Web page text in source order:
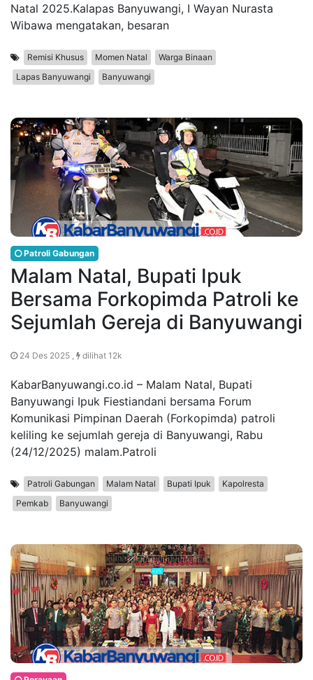
Natal 2025.Kalapas Banyuwangi, I Wayan Nurasta
Wibawa mengatakan, besaran
Remisi Khusus Momen Natal
Warga Binaan
Lapas Banyuwangi
Banyuwangi
Patroli Gabungan
Malam Natal, Bupati Ipuk
Bersama Forkopimda Patroli ke
Sejumlah Gereja di Banyuwangi
24 Des 2025 , dilihat 12k
KabarBanyuwangi.co.id – Malam Natal, Bupati
Banyuwangi Ipuk Fiestiandani bersama Forum
Komunikasi Pimpinan Daerah (Forkopimda) patroli
keliling ke sejumlah gereja di Banyuwangi, Rabu
(24/12/2025) malam.Patroli
Patroli Gabungan Malam Natal Bupati Ipuk
Kapolresta
Pemkab
Banyuwangi